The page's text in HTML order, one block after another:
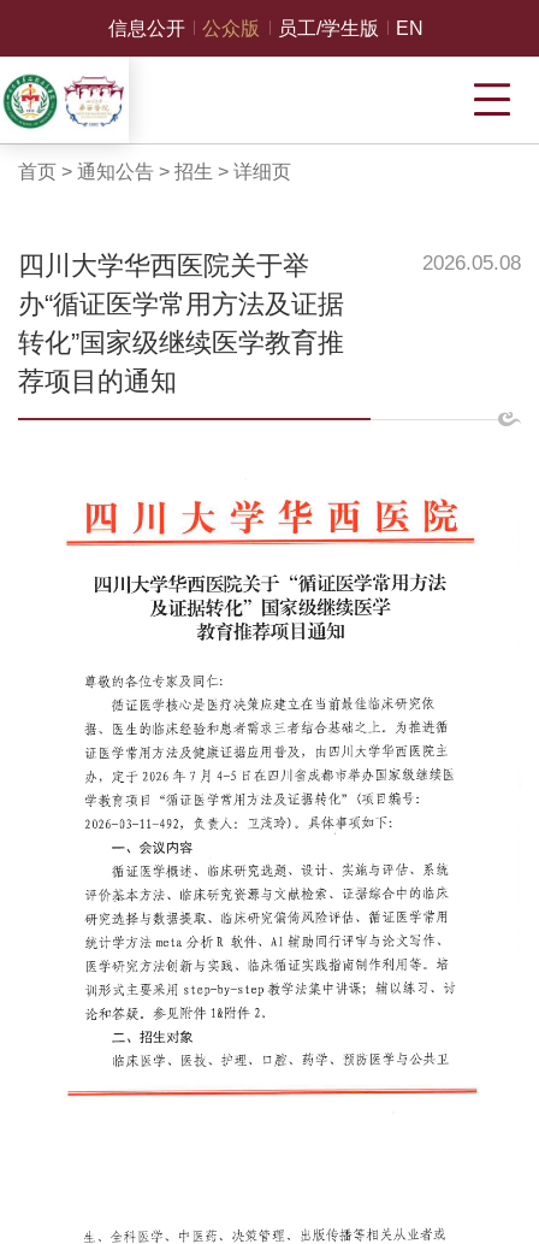
信息公开 公众版 员工/学生版 EN
首页 > 通知公告> 招生 > 详细页
四川大学华西医院关于举
办“循证医学常用方法及证据
转化”国家级继续医学教育推
荐项目的通知
2026.05.08